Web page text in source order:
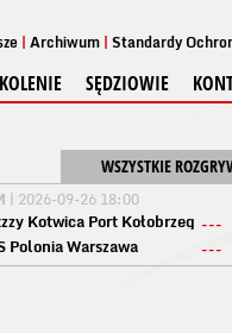
Archiwum Standardy
SĘDZIOWIE
WSZYSTKIE
| 2026-09-26 18:00
Kotwica Port Kołobrzeg ---
Polonia Warszawa
---